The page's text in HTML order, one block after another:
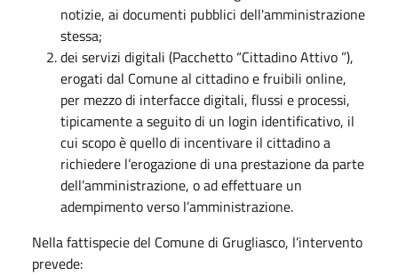
notizie, ai documenti pubblici dell'amministrazione
stessa;
dei servizi digitali (Pacchetto “Cittadino Attivo ”),
erogati dal Comune al cittadino e fruibili online,
per mezzo di interfacce digitali, flussi e processi,
tipicamente a seguito di un login identificativo, il
cui scopo è quello di incentivare il cittadino a
richiedere l’erogazione di una prestazione da parte
dell’amministrazione, o ad effettuare un
adempimento verso l’amministrazione.
Nella fattispecie del Comune di Grugliasco, l’intervento
prevede: